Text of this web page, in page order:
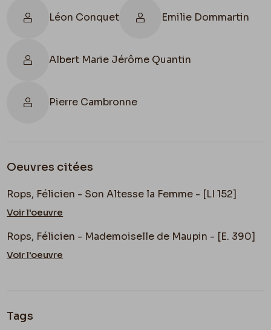
Léon Conquet Emilie Dommartin
Albert Marie Jérôme Quantin
Pierre Cambronne
Oeuvres citées
Rops, Félicien - Son Altesse la Femme - [LI 152]
Voir l'oeuvre
Rops, Félicien - Mademoiselle de Maupin - [E. 390]
Voir l'oeuvre
Tags